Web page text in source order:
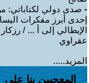
- صدى دولي لكتاباتي:
إحدى أبرز مفكرات
الإيطالي إلى أ ... / رزكار
عقراوي
المزيد.....
المعجبين بنا على